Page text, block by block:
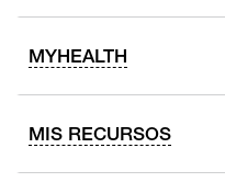
MYHEALTH
MIS RECURSOS